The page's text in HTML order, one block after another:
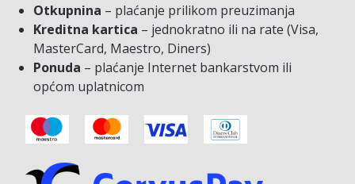
Otkupnina – plaćanje prilikom preuzimanja
Kreditna kartica – jednokratno ili na rate (Visa,
MasterCard, Maestro, Diners)
Ponuda – plaćanje Internet bankarstvom ili
općom uplatnicom